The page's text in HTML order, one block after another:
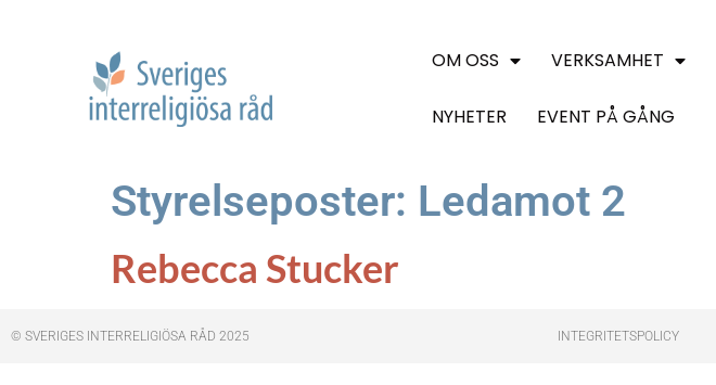
OM OSS VERKSAMHET
NYHETER EVENT PÅ GÅNG
Styrelseposter: Ledamot 2
Rebecca Stucker
© SVERIGES INTERRELIGIÖSA RÅD 2025 INTEGRITETSPOLICY